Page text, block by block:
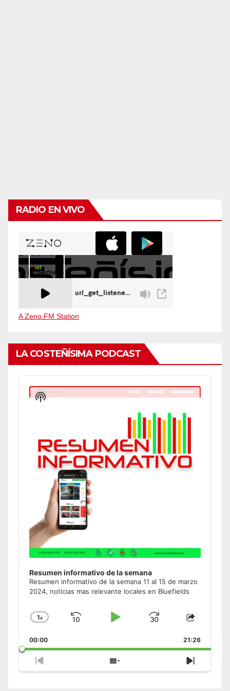
RADIO EN VIVO
A Zeno.FM Station
LA COSTEÑÍSIMA PODCAST
Audio
Player
Resumen informativo de la semana
Resumen informativo de la semana 11 al 15 de marzo
2024, noticias mas relevante locales en Bluefields
Change
Rate
1x
Skip
Play
Jump
Forward
Share
Episode
00:00 21:26
Previous
Episode
Show
Episodes
Next
Episode
Show